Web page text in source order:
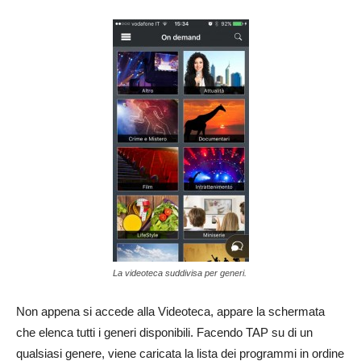
La videoteca suddivisa per generi.
Non appena si accede alla Videoteca, appare la schermata
che elenca tutti i generi disponibili. Facendo TAP su di un
qualsiasi genere, viene caricata la lista dei programmi in ordine